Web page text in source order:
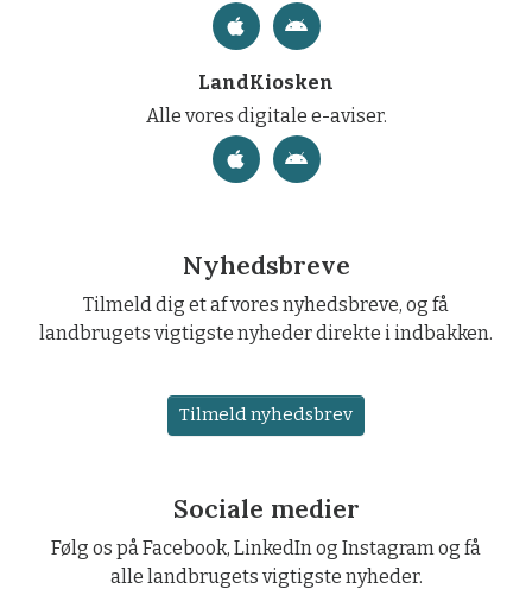
LandKiosken
Alle vores digitale e-aviser.
Nyhedsbreve
Tilmeld dig et af vores nyhedsbreve, og få
landbrugets vigtigste nyheder direkte i indbakken.
Tilmeld nyhedsbrev
Sociale medier
Følg os på Facebook, LinkedIn og Instagram og få
alle landbrugets vigtigste nyheder.